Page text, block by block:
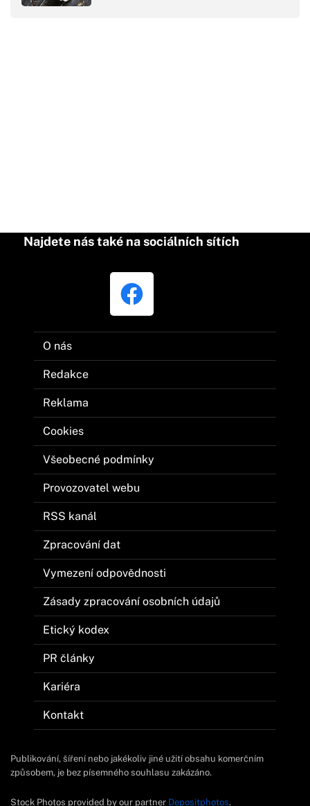
Najdete nás také na sociálních sítích
O nás
Redakce
Reklama
Cookies
Všeobecné podmínky
Provozovatel webu
RSS kanál
Zpracování dat
Vymezení odpovědnosti
Zásady zpracování osobních údajů
Etický kodex
PR články
Kariéra
Kontakt
Publikování, šíření nebo jakékoliv jiné užití obsahu komerčním
způsobem, je bez písemného souhlasu zakázáno.
Stock Photos provided by our partner Depositphotos.